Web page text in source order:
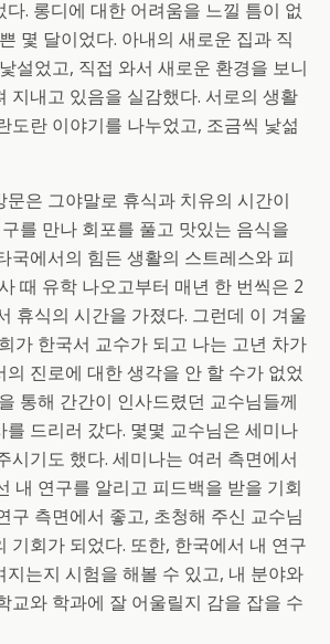
. 롱디에 대한 어려움을 느낄 틈이 없
몇 달이었다. 아내의 새로운 집과 직
설었고, 직접 와서 새로운 환경을 보니
지내고 있음을 실감했다. 서로의 생활
도란 이야기를 나누었고, 조금씩 낯섦
문은 그야말로 휴식과 치유의 시간이
를 만나 회포를 풀고 맛있는 음식을
국에서의 힘든 생활의 스트레스와 피
때 유학 나오고부터 매년 한 번씩은 2
휴식의 시간을 가졌다. 그런데 이 겨울
가 한국서 교수가 되고 나는 고년 차가
진로에 대한 생각을 안 할 수가 없었
통해 간간이 인사드렸던 교수님들께
를 드리러 갔다. 몇몇 교수님은 세미나
시기도 했다. 세미나는 여러 측면에서
내 연구를 알리고 피드백을 받을 기회
구 측면에서 좋고, 초청해 주신 교수님
기회가 되었다. 또한, 한국에서 내 연구
지는지 시험을 해볼 수 있고, 내 분야와
교와 학과에 잘 어울릴지 감을 잡을 수